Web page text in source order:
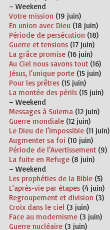
– Weekend
Votre mission (19 juin)
En union avec Dieu (18 juin)
Période de persécution (18)
Guerre et tensions(17 juin)
La grâce promise(16 juin)
Au Ciel nous savons tout(16)
Jésus, l’unique porte(15 juin)
Pour les prêtres(15 juin)
La montée des périls(15 juin)
– Weekend
Messages à Sulema (12 juin)
Guerre mondiale(12 juin)
Le Dieu de l’impossible(11 juin)
Augmenter sa foi (10 juin)
Période de l’Avertissement(9)
La fuite en Refuge(8 juin)
– Weekend
Les prophéties de la Bible(5)
L’après-vie par étapes(4 juin)
Regroupement et division (3)
Croix dans le ciel (3 juin)
Face au modernisme(3 juin)
Guerre nucléaire(3 juin)